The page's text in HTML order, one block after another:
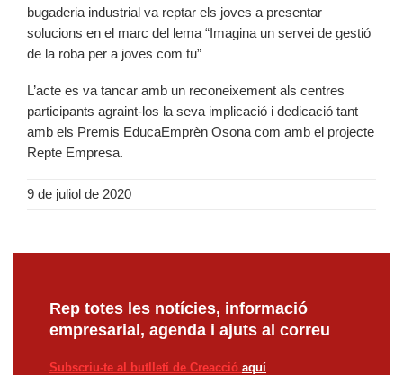
bugaderia industrial va reptar els joves a presentar
solucions en el marc del lema “Imagina un servei de gestió
de la roba per a joves com tu”
L’acte es va tancar amb un reconeixement als centres
participants agraint-los la seva implicació i dedicació tant
amb els Premis EducaEmprèn Osona com amb el projecte
Repte Empresa.
9 de juliol de 2020
Rep totes les notícies, informació
empresarial, agenda i ajuts al correu
Subscriu-te al butlletí de Creacció aquí